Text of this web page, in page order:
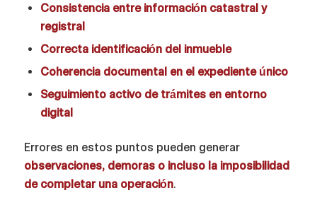
Consistencia entre información catastral y
registral
Correcta identificación del inmueble
Coherencia documental en el expediente único
Seguimiento activo de trámites en entorno
digital
Errores en estos puntos pueden generar
observaciones, demoras o incluso la imposibilidad
de completar una operación.